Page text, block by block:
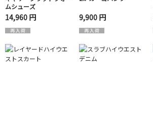
ムシューズ
14,960 円 9,900 円